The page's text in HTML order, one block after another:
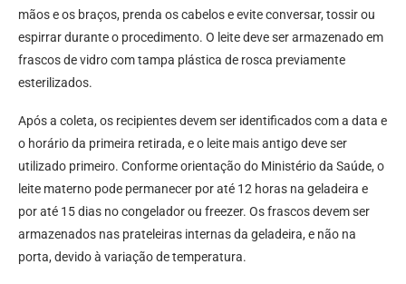
mãos e os braços, prenda os cabelos e evite conversar, tossir ou
espirrar durante o procedimento. O leite deve ser armazenado em
frascos de vidro com tampa plástica de rosca previamente
esterilizados.
Após a coleta, os recipientes devem ser identificados com a data e
o horário da primeira retirada, e o leite mais antigo deve ser
utilizado primeiro. Conforme orientação do Ministério da Saúde, o
leite materno pode permanecer por até 12 horas na geladeira e
por até 15 dias no congelador ou freezer. Os frascos devem ser
armazenados nas prateleiras internas da geladeira, e não na
porta, devido à variação de temperatura.